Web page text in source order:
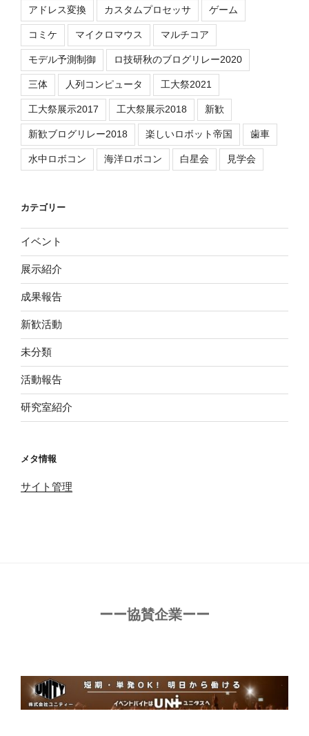
アドレス変換 カスタムプロセッサ ゲーム
コミケ マイクロマウス マルチコア
モデル予測制御 ロ技研秋のブログリレー2020
三体 人列コンピュータ 工大祭2021
工大祭展示2017 工大祭展示2018 新歓
新歓ブログリレー2018 楽しいロボット帝国 歯車
水中ロボコン 海洋ロボコン 白星会 見学会
カテゴリー
イベント
展示紹介
成果報告
新歓活動
未分類
活動報告
研究室紹介
メタ情報
サイト管理
ーー協賛企業ーー